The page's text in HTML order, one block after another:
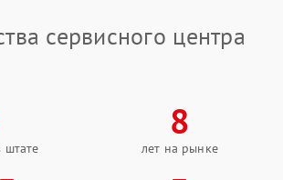
сервисного центра
штате
8
лет на рынке